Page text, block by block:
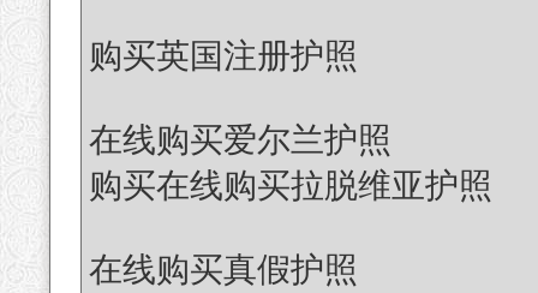
购买英国注册护照
在线购买爱尔兰护照
购买在线购买拉脱维亚护照
在线购买真假护照